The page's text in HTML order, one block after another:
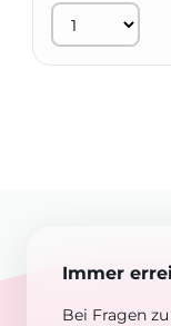
Immer
Bei Fragen